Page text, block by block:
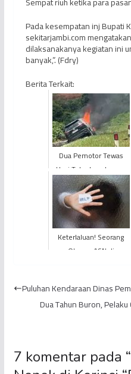
Pada kesempatan inj Bupati
sekitarjambi.com
dilaksanakanya kegiatan ini
banyak,”. (Fdry)
Berita Terkait:
Dua Pemotor Tewas
Usai Tabrakan dengan
Innova Zenix di
Kabupaten Bungo,
Mobil Hangus ...
Keterlaluan! Seorang
Oknum ASN di
Terhadap A...
Puluhan Kendaraan Dinas
Dua Tahun Buron,
7 komentar pada “